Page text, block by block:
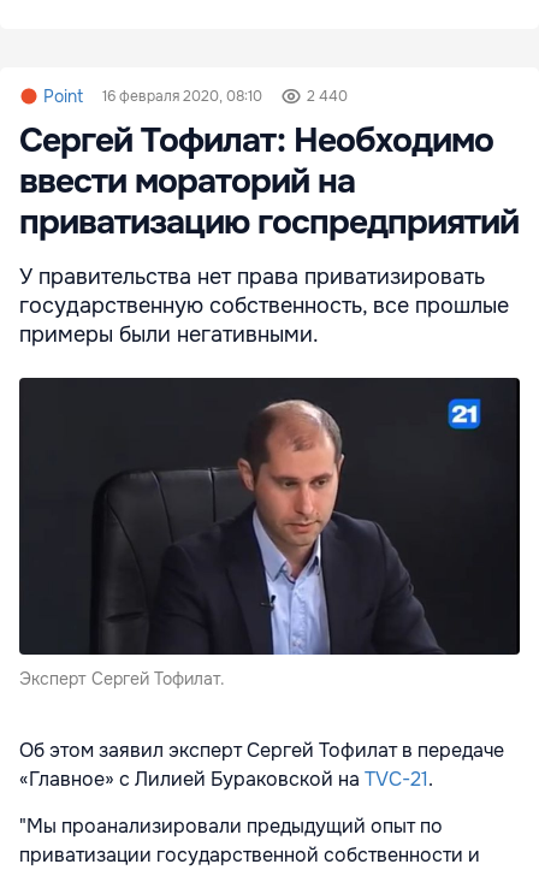
Point 16 февраля 2020, 08:10 2 440
Сергей Тофилат: Необходимо
ввести мораторий на
приватизацию госпредприятий
У правительства нет права приватизировать
государственную собственность, все прошлые
примеры были негативными.
Эксперт Сергей Тофилат.
Об этом заявил эксперт Сергей Тофилат в передаче
«Главное» с Лилией Бураковской на TVC-21.
"Мы проанализировали предыдущий опыт по
приватизации государственной собственности и